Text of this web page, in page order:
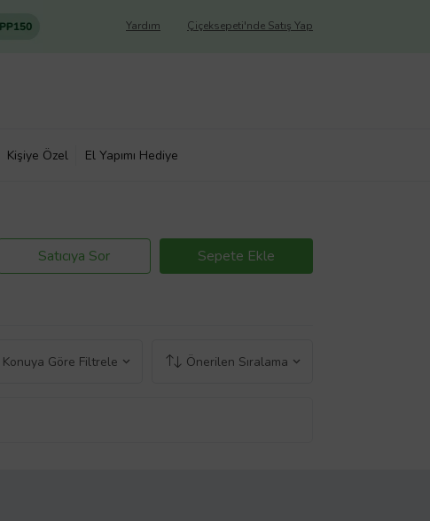
Çiçeksepeti'nde Satış Yap
Yardım
Kişiye Özel El Yapımı Hediye
Satıcıya Sor Sepete Ekle
Konuya Göre Filtrele Önerilen Sıralama